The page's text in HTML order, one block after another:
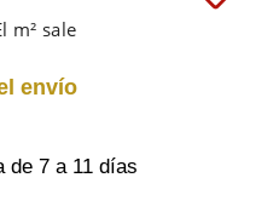
m² sale
envío
de 7 a 11 días